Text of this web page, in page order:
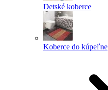
Detské koberce
Koberce do kúpeľne